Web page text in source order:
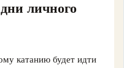
личного
катанию будет идти